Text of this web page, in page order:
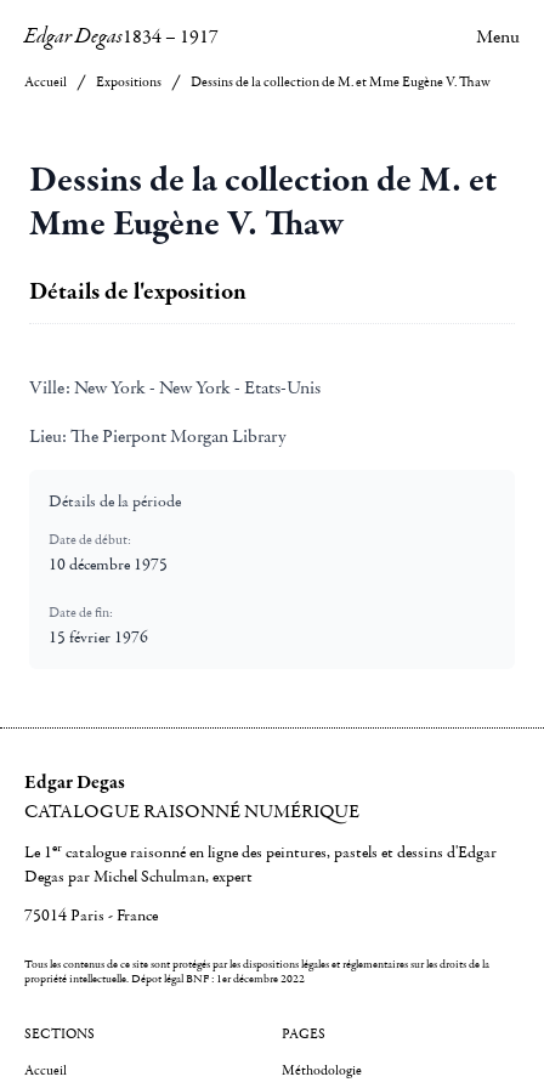
Edgar Degas1834– 1917 Menu
Accueil Expositions Dessins de la collection de M. et Mme Eugène V. Thaw
Dessins de la collection de M. et
Mme Eugène V. Thaw
Détails de l'exposition
Ville: New York - New York - Etats-Unis
Lieu: The Pierpont Morgan Library
Détails de la période
Date de début:
10 décembre 1975
Date de fin:
15 février 1976
Edgar Degas
CATALOGUE RAISONNÉ NUMÉRIQUE
Le 1er catalogue raisonné en ligne des peintures, pastels et dessins d'Edgar
Degas par Michel Schulman, expert
75014 Paris - France
Tous les contenus de ce site sont protégés par les dispositions légales et réglementaires sur les droits de la
propriété intellectuelle.Dépot légal BNF : 1er décembre 2022
SECTIONS
Accueil
PAGES
Méthodologie